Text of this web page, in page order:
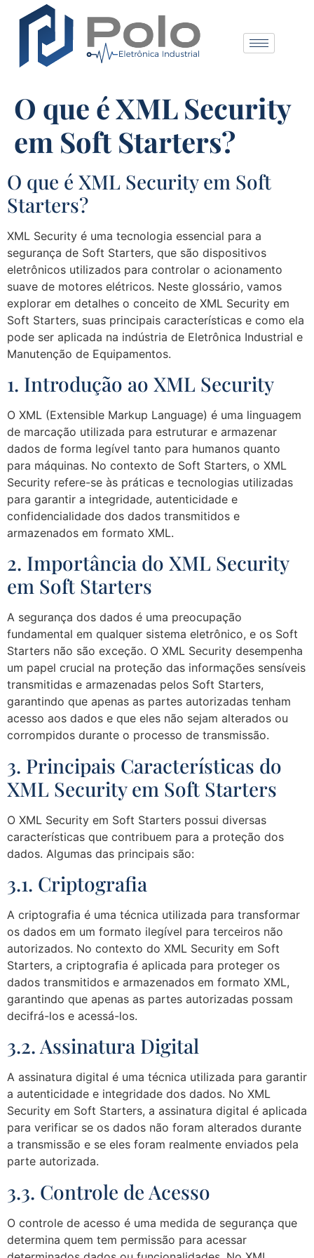
O que é XML Security
em Soft Starters?
O que é XML Security em Soft
Starters?
XML Security é uma tecnologia essencial para a
segurança de Soft Starters, que são dispositivos
eletrônicos utilizados para controlar o acionamento
suave de motores elétricos. Neste glossário, vamos
explorar em detalhes o conceito de XML Security em
Soft Starters, suas principais características e como ela
pode ser aplicada na indústria de Eletrônica Industrial e
Manutenção de Equipamentos.
1. Introdução ao XML Security
O XML (Extensible Markup Language) é uma linguagem
de marcação utilizada para estruturar e armazenar
dados de forma legível tanto para humanos quanto
para máquinas. No contexto de Soft Starters, o XML
Security refere-se às práticas e tecnologias utilizadas
para garantir a integridade, autenticidade e
confidencialidade dos dados transmitidos e
armazenados em formato XML.
2. Importância do XML Security
em Soft Starters
A segurança dos dados é uma preocupação
fundamental em qualquer sistema eletrônico, e os Soft
Starters não são exceção. O XML Security desempenha
um papel crucial na proteção das informações sensíveis
transmitidas e armazenadas pelos Soft Starters,
garantindo que apenas as partes autorizadas tenham
acesso aos dados e que eles não sejam alterados ou
corrompidos durante o processo de transmissão.
3. Principais Características do
XML Security em Soft Starters
O XML Security em Soft Starters possui diversas
características que contribuem para a proteção dos
dados. Algumas das principais são:
3.1. Criptografia
A criptografia é uma técnica utilizada para transformar
os dados em um formato ilegível para terceiros não
autorizados. No contexto do XML Security em Soft
Starters, a criptografia é aplicada para proteger os
dados transmitidos e armazenados em formato XML,
garantindo que apenas as partes autorizadas possam
decifrá-los e acessá-los.
3.2. Assinatura Digital
A assinatura digital é uma técnica utilizada para garantir
a autenticidade e integridade dos dados. No XML
Security em Soft Starters, a assinatura digital é aplicada
para verificar se os dados não foram alterados durante
a transmissão e se eles foram realmente enviados pela
parte autorizada.
3.3. Controle de Acesso
O controle de acesso é uma medida de segurança que
determina quem tem permissão para acessar